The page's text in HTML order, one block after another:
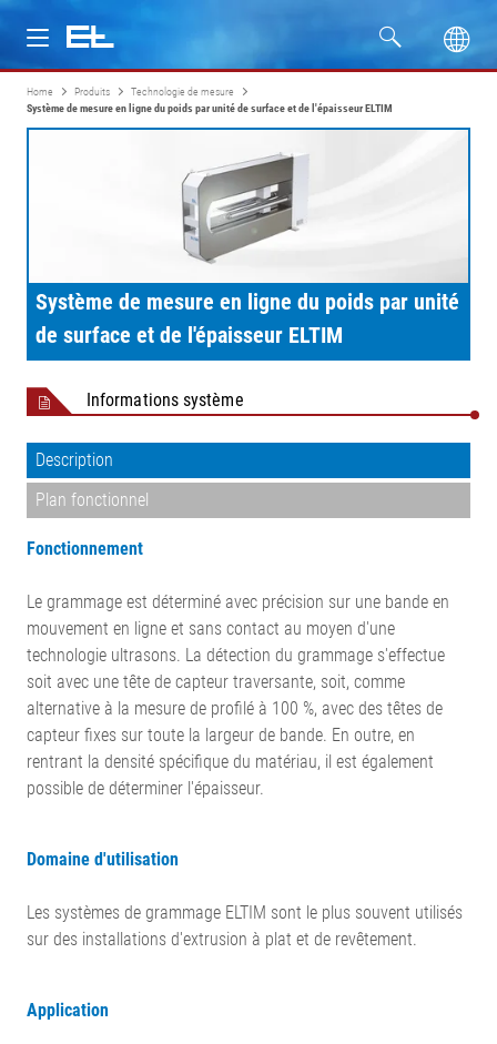
Produits
Entreprise
Formation
Home Produits
Technologie de mesure
Système de mesure en ligne du poids par unité de surface et de l'épaisseur ELTIM
Système de mesure en ligne du poids par unité
de surface et de l'épaisseur ELTIM
Informations système
Description
Plan fonctionnel
Fonctionnement
Le grammage est déterminé avec précision sur une bande en
mouvement en ligne et sans contact au moyen d'une
technologie ultrasons. La détection du grammage s'effectue
soit avec une tête de capteur traversante, soit, comme
alternative à la mesure de profilé à 100 %, avec des têtes de
capteur fixes sur toute la largeur de bande. En outre, en
rentrant la densité spécifique du matériau, il est également
possible de déterminer l'épaisseur.
Domaine d'utilisation
Les systèmes de grammage ELTIM sont le plus souvent utilisés
sur des installations d'extrusion à plat et de revêtement.
Application